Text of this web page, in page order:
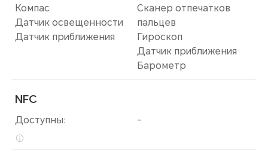
Компас
Датчик освещенности
Датчик приближения
NFC
Доступны:
Сканер отпечатков
пальцев
Гироскоп
Датчик приближения
Барометр
-